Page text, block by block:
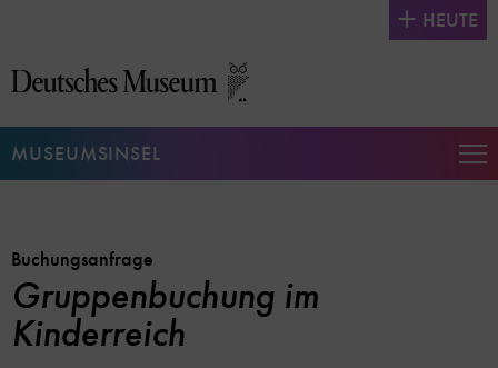
Seiteninhalt
springen
HEUTE
MUSEUMSINSEL
Buchungsanfrage
Gruppenbuchung im
Kinderreich